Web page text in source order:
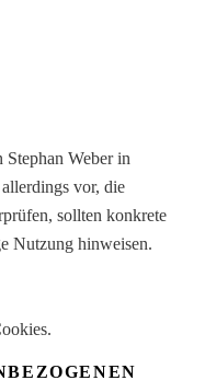
Weber in
vor, die
sollten konkrete
Nutzung hinweisen.